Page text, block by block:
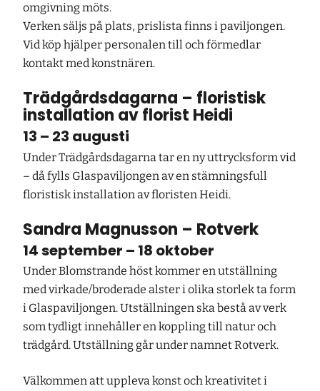
omgivning möts.
Verken säljs på plats, prislista finns i paviljongen.
Vid köp hjälper personalen till och förmedlar
kontakt med konstnären.
Trädgårdsdagarna – floristisk
installation av florist Heidi
13 – 23 augusti
Under Trädgårdsdagarna tar en ny uttrycksform vid
– då fylls Glaspaviljongen av en stämningsfull
floristisk installation av floristen Heidi.
Sandra Magnusson – Rotverk
14 september – 18 oktober
Under Blomstrande höst kommer en utställning
med virkade/broderade alster i olika storlek ta form
i Glaspaviljongen. Utställningen ska bestå av verk
som tydligt innehåller en koppling till natur och
trädgård. Utställning går under namnet Rotverk.
Välkommen att uppleva konst och kreativitet i